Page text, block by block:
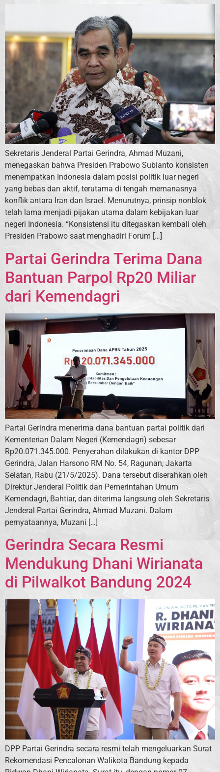
Sekretaris Jenderal Partai Gerindra, Ahmad Muzani,
menegaskan bahwa Presiden Prabowo Subianto konsisten
menempatkan Indonesia dalam posisi politik luar negeri
yang bebas dan aktif, terutama di tengah memanasnya
konflik antara Iran dan Israel. Menurutnya, prinsip nonblok
telah lama menjadi pijakan utama dalam kebijakan luar
negeri Indonesia. “Konsistensi itu ditegaskan kembali oleh
Presiden Prabowo saat menghadiri Forum […]
Partai Gerindra Terima Dana
Bantuan Parpol Rp20 Miliar
dari Kemendagri
Partai Gerindra menerima dana bantuan partai politik dari
Kementerian Dalam Negeri (Kemendagri) sebesar
Rp20.071.345.000. Penyerahan dilakukan di kantor DPP
Gerindra, Jalan Harsono RM No. 54, Ragunan, Jakarta
Selatan, Rabu (21/5/2025). Dana tersebut diserahkan oleh
Direktur Jenderal Politik dan Pemerintahan Umum
Kemendagri, Bahtiar, dan diterima langsung oleh Sekretaris
Jenderal Partai Gerindra, Ahmad Muzani. Dalam
pernyataannya, Muzani […]
Gerindra Secara Resmi
Mendukung Dhani Wirianata
di Pilwalkot Bandung 2024
DPP Partai Gerindra secara resmi telah mengeluarkan Surat
Rekomendasi Pencalonan Walikota Bandung kepada